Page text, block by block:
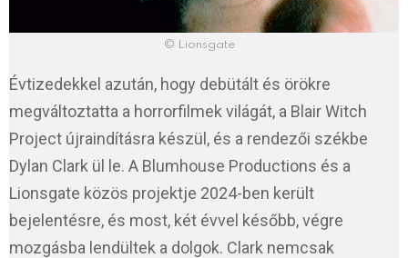
© Lionsgate
Évtizedekkel azután, hogy debütált és örökre
megváltoztatta a horrorfilmek világát, a Blair Witch
Project újraindításra készül, és a rendezői székbe
Dylan Clark ül le. A Blumhouse Productions és a
Lionsgate közös projektje 2024-ben került
bejelentésre, és most, két évvel később, végre
mozgásba lendültek a dolgok. Clark nemcsak